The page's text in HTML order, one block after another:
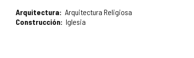
Arquitectura
Arquitectura Religiosa
Construcción Iglesia